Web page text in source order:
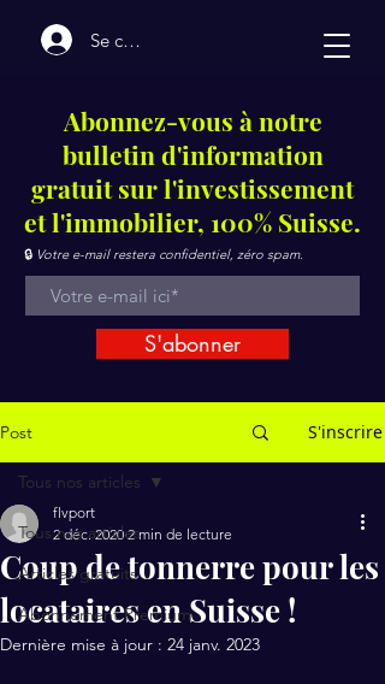
Se connecter
Post S'inscrire
Tous nos articles
Articles gratuits
Abonnement Premium
Tous nos articles
Coup de tonnerre pour les
locataires en Suisse !
flvport
2 déc. 2020 2 min de lecture
Dernière mise à jour : 24 janv. 2023
Abonnez-vous à notre
bulletin d'information
gratuit sur l'investissement
et l'immobilier, 100% Suisse.
🔒 Votre e-mail restera confidentiel, zéro spam.
S'abonner